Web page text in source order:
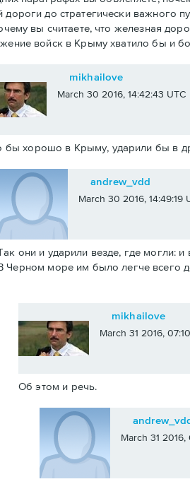
дороги до стратегически важного
вы считаете, что железная
войск в Крыму хватило бы и
mikhailove
March 30 2016, 14:42:43 UTC
бы хорошо в Крыму, ударили бы в
andrew_vdd
March 30 2016, 14:49:19
они и ударили везде, где могли:
Черном море им было легче всего
mikhailove
March 31 2016,
Об этом и речь.
March 31